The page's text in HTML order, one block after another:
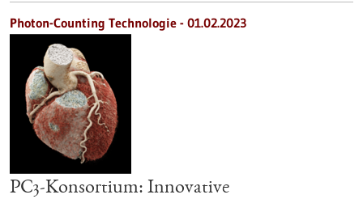
Photon-Counting Technologie - 01.02.2023
PC3-Konsortium: Innovative